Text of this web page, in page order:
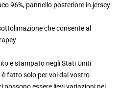
96%, pannello posteriore in jersey
che consente al
e stampato negli Stati Uniti
fatto solo per voi dal vostro
essere lievi variazioni nel